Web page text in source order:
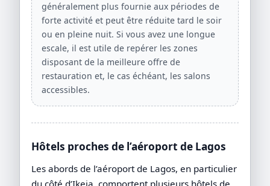
généralement plus fournie aux périodes de
forte activité et peut être réduite tard le soir
ou en pleine nuit. Si vous avez une longue
escale, il est utile de repérer les zones
disposant de la meilleure offre de
restauration et, le cas échéant, les salons
accessibles.
Hôtels proches de l’aéroport de Lagos
Les abords de l’aéroport de Lagos, en particulier